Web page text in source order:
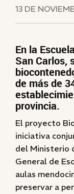
13 DE
En la
San Carlos,
de más de
provincia.
El proyecto
iniciativa
del Ministerio
General de
aulas
preservar a